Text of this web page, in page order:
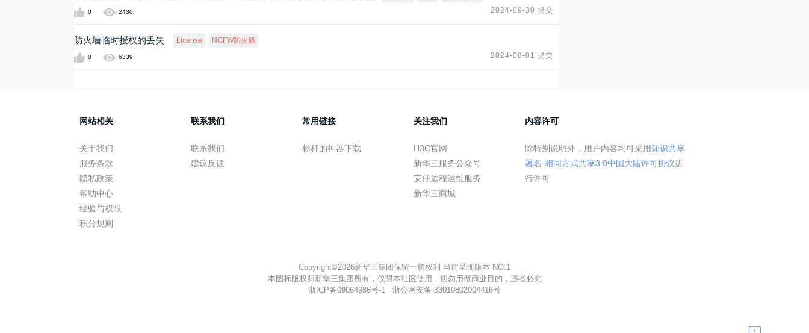
0 2430 2024-09-30 提交
防火墙临时授权的丢失 License NGFW防火墙
0 6339 2024-08-01 提交
网站相关
关于我们
服务条款
隐私政策
帮助中心
经验与权限
积分规则
联系我们
联系我们
建议反馈
常用链接
标杆的神器下载
关注我们
H3C官网
新华三服务公众号
安仔远程运维服务
新华三商城
内容许可
除特别说明外，用户内容均可采用知识共享
署名-相同方式共享3.0中国大陆许可协议进
行许可
Copyright©2026新华三集团保留一切权利 当前呈现版本 NO.1
本图标版权归新华三集团所有，仅限本社区使用，切勿用做商业目的，违者必究
浙ICP备09064986号-1
浙公网安备 33010802004416号